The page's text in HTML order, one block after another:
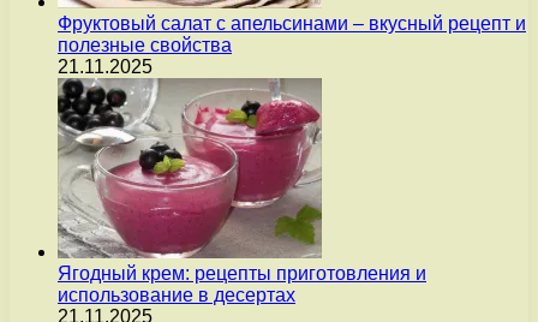
Фруктовый салат с апельсинами – вкусный рецепт и
полезные свойства
21.11.2025
Ягодный крем: рецепты приготовления и
использование в десертах
21.11.2025